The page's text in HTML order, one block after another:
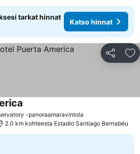
tarkat hinnat
Katso hinnat
Jaa
-panoraamaravintola
2.0 km kohteesta Estadio Santiago Bernabéu